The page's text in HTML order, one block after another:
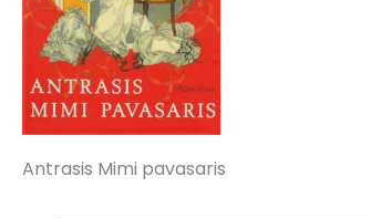
Antrasis Mimi pavasaris